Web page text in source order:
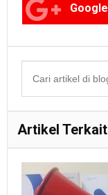
Google
Artikel Terkait